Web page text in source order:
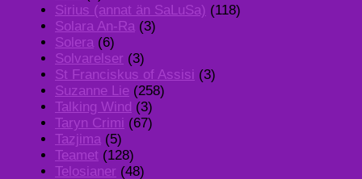
Sirius (annat än SaLuSa) (118)
Solara An-Ra (3)
Solera (6)
Solvarelser (3)
St Franciskus of Assisi (3)
Suzanne Lie (258)
Talking Wind (3)
Taryn Crimi (67)
Tazjima (5)
Teamet (128)
Telosianer (48)